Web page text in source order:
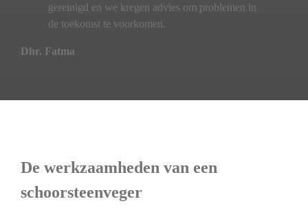
gereinigd en we kregen advies om problemen in
de toekomst te voorkomen.
Dhr. Fatma
De werkzaamheden van een
schoorsteenveger